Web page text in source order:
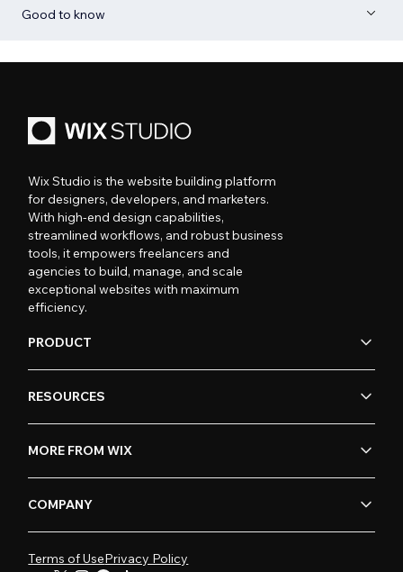
Good to know
Wix Studio is the website building platform
for designers, developers, and marketers.
With high-end design capabilities,
streamlined workflows, and robust business
tools, it empowers freelancers and
agencies to build, manage, and scale
exceptional websites with maximum
efficiency.
PRODUCT
RESOURCES
MORE FROM WIX
COMPANY
Terms of UsePrivacy Policy